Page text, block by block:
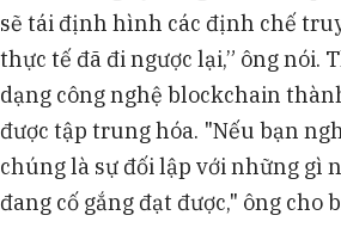
sẽ tái định hình các định chế
thực tế đã đi ngược lại,” ông nói.
dạng công nghệ blockchain
được tập trung hóa. "Nếu bạn
chúng là sự đối lập với những gì
đang cố gắng đạt được," ông cho